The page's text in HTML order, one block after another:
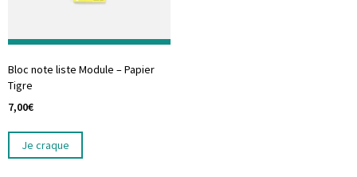
Bloc note liste Module – Papier
Tigre
7,00€
Je craque